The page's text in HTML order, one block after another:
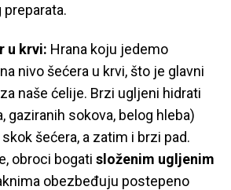
u krvi: Hrana koju jedemo
nivo šećera u krvi, što je glavni
naše ćelije. Brzi ugljeni hidrati
gaziranih sokova, belog hleba)
šećera, a zatim i brzi pad.
obroci bogati složenim ugljenim
obezbeđuju postepeno